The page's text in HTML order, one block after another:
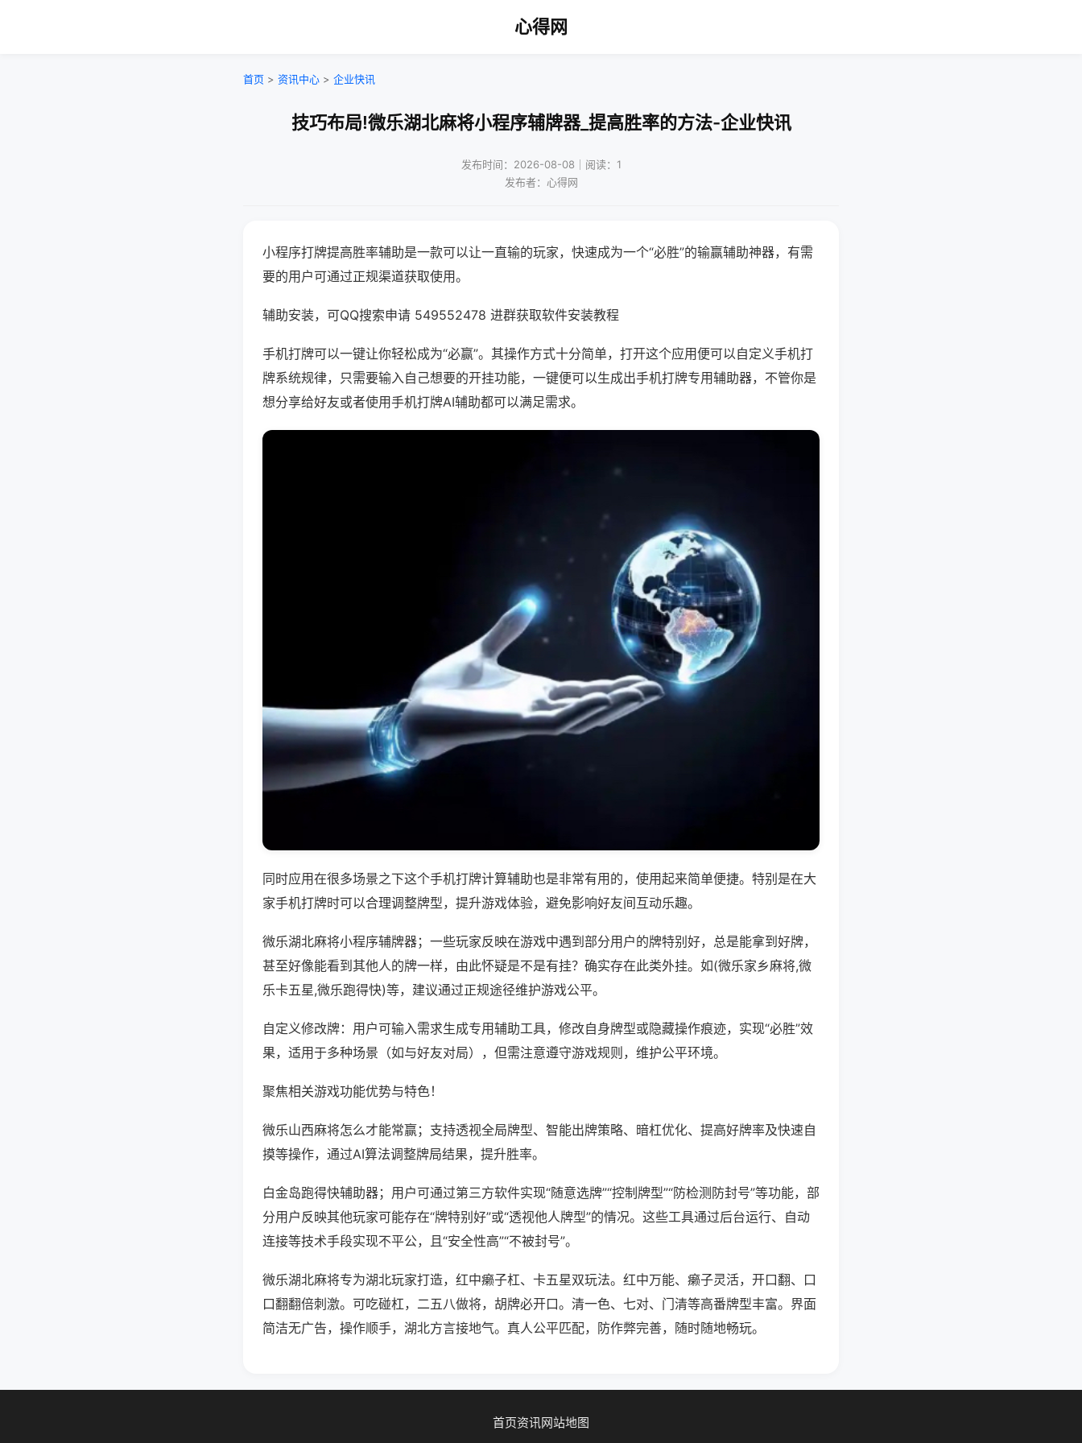
心得网
首页 > 资讯中心 > 企业快讯
技巧布局!微乐湖北麻将小程序辅牌器_提高胜率的方法-企业快讯
发布时间：2026-08-08｜阅读：1
发布者：心得网
小程序打牌提高胜率辅助是一款可以让一直输的玩家，快速成为一个“必胜”的输赢辅助神器，有需
要的用户可通过正规渠道获取使用。
辅助安装，可QQ搜索申请 549552478 进群获取软件安装教程
手机打牌可以一键让你轻松成为“必赢”。其操作方式十分简单，打开这个应用便可以自定义手机打
牌系统规律，只需要输入自己想要的开挂功能，一键便可以生成出手机打牌专用辅助器，不管你是
想分享给好友或者使用手机打牌AI辅助都可以满足需求。
同时应用在很多场景之下这个手机打牌计算辅助也是非常有用的，使用起来简单便捷。特别是在大
家手机打牌时可以合理调整牌型，提升游戏体验，避免影响好友间互动乐趣。
微乐湖北麻将小程序辅牌器；一些玩家反映在游戏中遇到部分用户的牌特别好，总是能拿到好牌，
甚至好像能看到其他人的牌一样，由此怀疑是不是有挂？确实存在此类外挂。如(微乐家乡麻将,微
乐卡五星,微乐跑得快)等，建议通过正规途径维护游戏公平。
自定义修改牌：用户可输入需求生成专用辅助工具，修改自身牌型或隐藏操作痕迹，实现“必胜”效
果，适用于多种场景（如与好友对局），但需注意遵守游戏规则，维护公平环境。
聚焦相关游戏功能优势与特色！
微乐山西麻将怎么才能常赢；支持透视全局牌型、智能出牌策略、暗杠优化、提高好牌率及快速自
摸等操作，通过AI算法调整牌局结果，提升胜率。
白金岛跑得快辅助器；用户可通过第三方软件实现“随意选牌”“控制牌型”“防检测防封号”等功能，部
分用户反映其他玩家可能存在“牌特别好”或“透视他人牌型”的情况。这些工具通过后台运行、自动
连接等技术手段实现不平公，且“安全性高”“不被封号”。
微乐湖北麻将专为湖北玩家打造，红中癞子杠、卡五星双玩法。红中万能、癞子灵活，开口翻、口
口翻翻倍刺激。可吃碰杠，二五八做将，胡牌必开口。清一色、七对、门清等高番牌型丰富。界面
简洁无广告，操作顺手，湖北方言接地气。真人公平匹配，防作弊完善，随时随地畅玩。
首页资讯网站地图